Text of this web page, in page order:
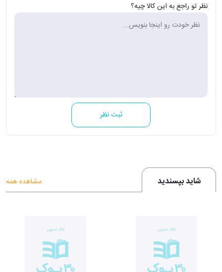
نظر تو راجع به این کالا چیه؟
ثبت نظر
شاید بپسندید مشاهده همه